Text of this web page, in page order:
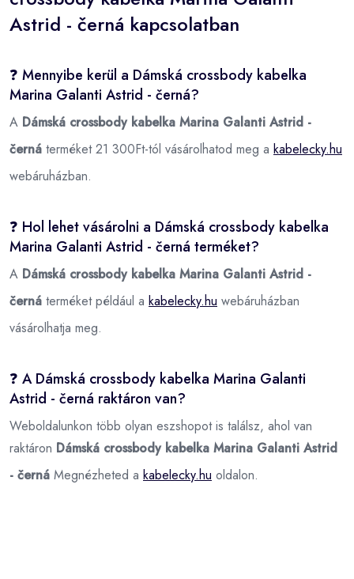
Astrid - černá kapcsolatban
❓ Mennyibe kerül a Dámská crossbody kabelka
Marina Galanti Astrid - černá?
A Dámská crossbody kabelka Marina Galanti Astrid -
černá terméket 21 300Ft-tól vásárolhatod meg a kabelecky.hu
webáruházban.
❓ Hol lehet vásárolni a Dámská crossbody kabelka
Marina Galanti Astrid - černá terméket?
A Dámská crossbody kabelka Marina Galanti Astrid -
černá terméket például a kabelecky.hu webáruházban
vásárolhatja meg.
❓ A Dámská crossbody kabelka Marina Galanti
Astrid - černá raktáron van?
Weboldalunkon több olyan eszshopot is találsz, ahol van
raktáron Dámská crossbody kabelka Marina Galanti Astrid
- černá Megnézheted a kabelecky.hu oldalon.